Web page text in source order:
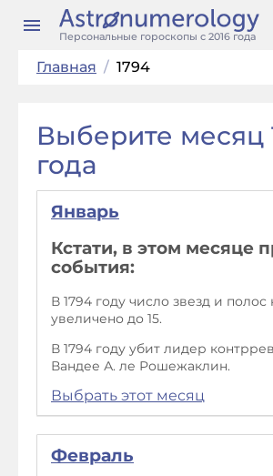
Персональные гороскопы с 2016 года
Главная / 1794
Выберите месяц
года
Январь
Кстати, в этом месяце
события:
В 1794 году число звезд и
увеличено до 15.
В 1794 году убит лидер
Вандее А. ле Рошежаклин.
Выбрать этот месяц
Февраль